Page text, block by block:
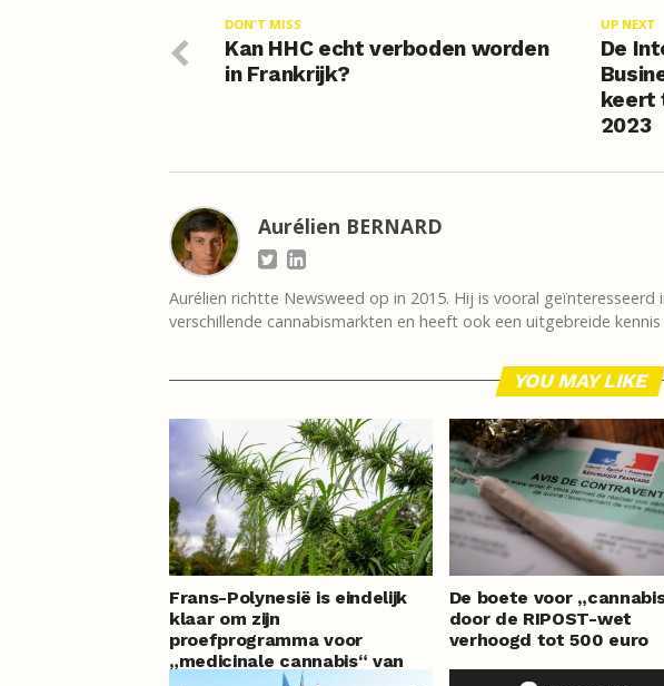
UP NEXT
De
keert
2023
DON'T MISS
Kan HHC echt verboden worden
in Frankrijk?
Aurélien BERNARD
Aurélien richtte Newsweed op in 2015. Hij is vooral
verschillende cannabismarkten en heeft ook een uitgebreide
YOU MAY LIKE
Frans-Polynesië is eindelijk
klaar om zijn
proefprogramma voor
„medicinale cannabis“ van
De boete voor
door de RIPOST-wet
verhoogd tot 500 euro